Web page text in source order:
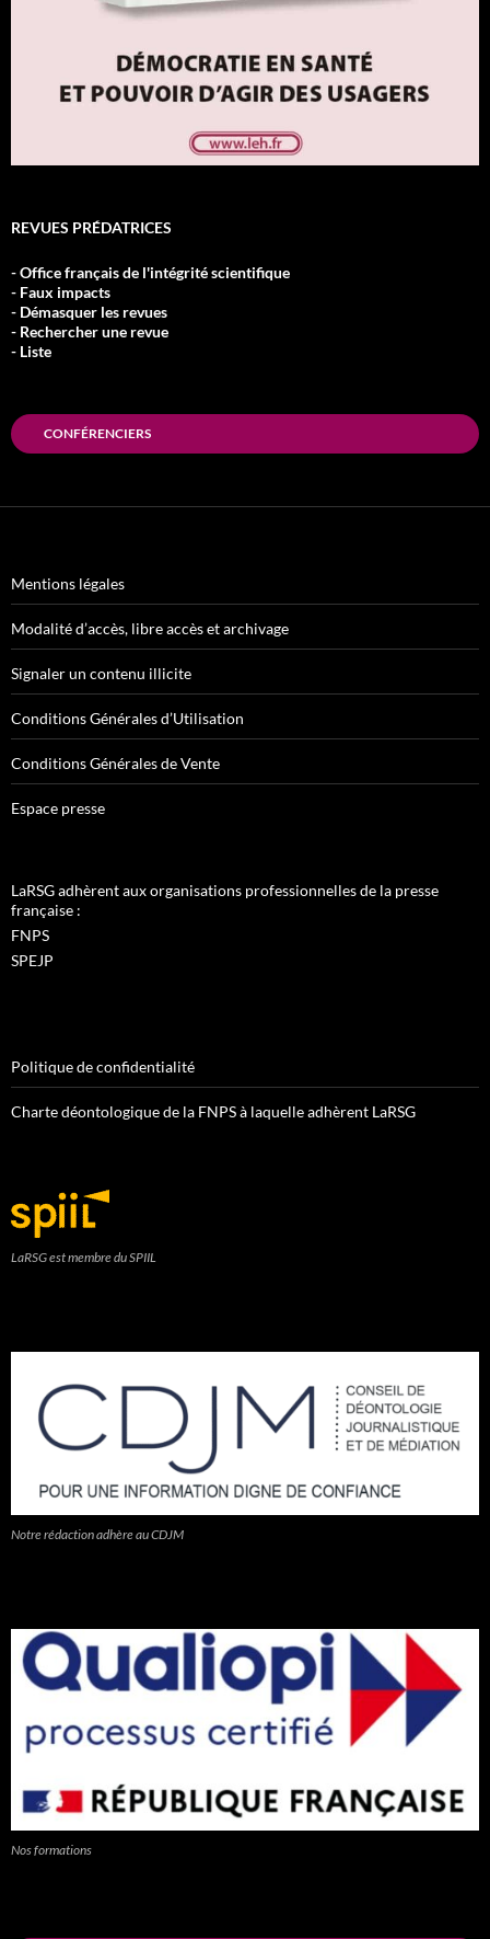
REVUES PRÉDATRICES
- Office français de l'intégrité scientifique
- Faux impacts
- Démasquer les revues
- Rechercher une revue
- Liste
CONFÉRENCIERS
Mentions légales
Modalité d’accès, libre accès et archivage
Signaler un contenu illicite
Conditions Générales d’Utilisation
Conditions Générales de Vente
Espace presse
LaRSG adhèrent aux organisations professionnelles de la presse
française :
FNPS
SPEJP
Politique de confidentialité
Charte déontologique de la FNPS à laquelle adhèrent LaRSG
LaRSG est membre du SPIIL
Notre rédaction adhère au CDJM
Nos formations